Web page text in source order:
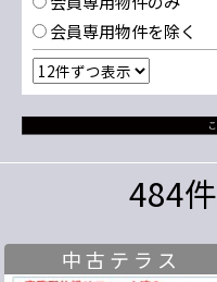
会員専用物件を除く
484件
中古テラス